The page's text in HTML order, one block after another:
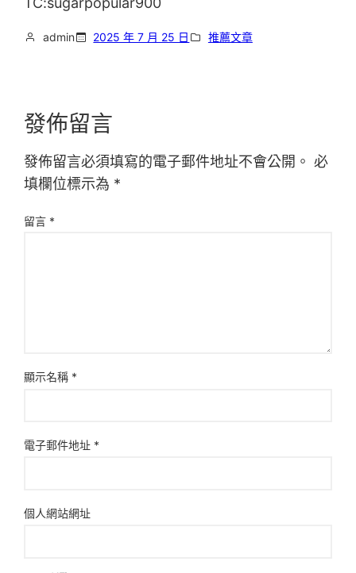
admin 2025 年 7 月 25 日 推薦文章
發佈留言
發佈留言必須填寫的電子郵件地址不會公開。 必
填欄位標示為 *
留言 *
顯示名稱 *
電子郵件地址 *
個人網站網址